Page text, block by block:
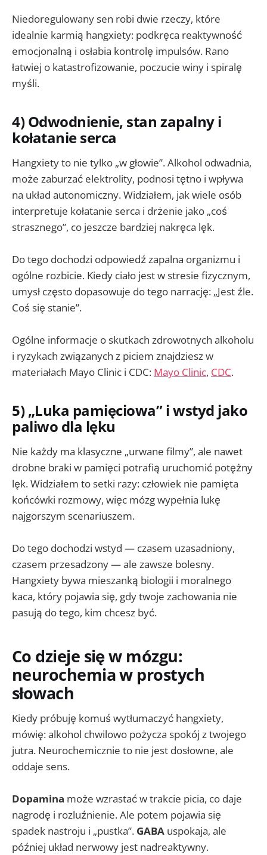
Niedoregulowany sen robi dwie rzeczy, które
idealnie karmią hangxiety: podkręca reaktywność
emocjonalną i osłabia kontrolę impulsów. Rano
łatwiej o katastrofizowanie, poczucie winy i spiralę
myśli.
4) Odwodnienie, stan zapalny i
kołatanie serca
Hangxiety to nie tylko „w głowie”. Alkohol odwadnia,
może zaburzać elektrolity, podnosi tętno i wpływa
na układ autonomiczny. Widziałem, jak wiele osób
interpretuje kołatanie serca i drżenie jako „coś
strasznego”, co jeszcze bardziej nakręca lęk.
Do tego dochodzi odpowiedź zapalna organizmu i
ogólne rozbicie. Kiedy ciało jest w stresie fizycznym,
umysł często dopasowuje do tego narrację: „Jest źle.
Coś się stanie”.
Ogólne informacje o skutkach zdrowotnych alkoholu
i ryzykach związanych z piciem znajdziesz w
materiałach Mayo Clinic i CDC: Mayo Clinic, CDC.
5) „Luka pamięciowa” i wstyd jako
paliwo dla lęku
Nie każdy ma klasyczne „urwane filmy”, ale nawet
drobne braki w pamięci potrafią uruchomić potężny
lęk. Widziałem to setki razy: człowiek nie pamięta
końcówki rozmowy, więc mózg wypełnia lukę
najgorszym scenariuszem.
Do tego dochodzi wstyd — czasem uzasadniony,
czasem przesadzony — ale zawsze bolesny.
Hangxiety bywa mieszanką biologii i moralnego
kaca, który pojawia się, gdy twoje zachowania nie
pasują do tego, kim chcesz być.
Co dzieje się w mózgu:
neurochemia w prostych
słowach
Kiedy próbuję komuś wytłumaczyć hangxiety,
mówię: alkohol chwilowo pożycza spokój z twojego
jutra. Neurochemicznie to nie jest dosłowne, ale
oddaje sens.
Dopamina może wzrastać w trakcie picia, co daje
nagrodę i rozluźnienie. Ale potem pojawia się
spadek nastroju i „pustka”. GABA uspokaja, ale
później układ nerwowy jest nadreaktywny.